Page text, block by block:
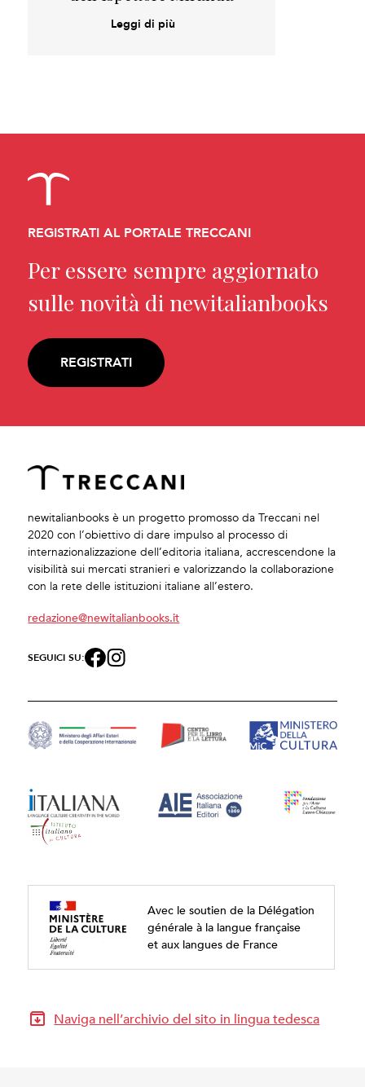
Leggi di più
REGISTRATI AL PORTALE TRECCANI
Per essere sempre aggiornato
sulle novità di newitalianbooks
REGISTRATI
newitalianbooks è un progetto promosso da Treccani nel
2020 con l’obiettivo di dare impulso al processo di
internazionalizzazione dell’editoria italiana, accrescendone la
visibilità sui mercati stranieri e valorizzando la collaborazione
con la rete delle istituzioni italiane all’estero.
redazione@newitalianbooks.it
SEGUICI SU:
Avec le soutien de la Délégation
générale à la langue française
et aux langues de France
Naviga nell’archivio del sito in lingua tedesca